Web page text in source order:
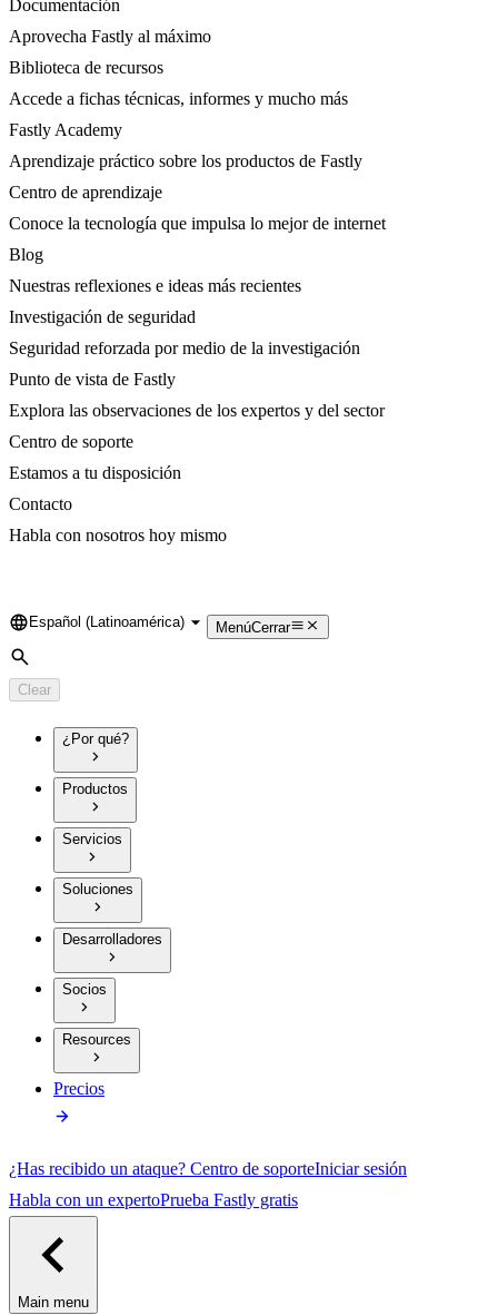
Documentación
Aprovecha Fastly al máximo
Biblioteca de recursos
Accede a fichas técnicas, informes y mucho más
Fastly Academy
Aprendizaje práctico sobre los productos de Fastly
Centro de aprendizaje
Conoce la tecnología que impulsa lo mejor de internet
Blog
Nuestras reflexiones e ideas más recientes
Investigación de seguridad
Seguridad reforzada por medio de la investigación
Punto de vista de Fastly
Explora las observaciones de los expertos y del sector
Centro de soporte
Estamos a tu disposición
Contacto
Habla con nosotros hoy mismo
Language
Español (Latinoamérica) MenúCerrar
Search
Clear
¿Por qué?
Productos
Servicios
Soluciones
Desarrolladores
Socios
Resources
Precios
¿Has recibido un ataque? Centro de soporteIniciar sesión
Habla con un expertoPrueba Fastly gratis
Main menu